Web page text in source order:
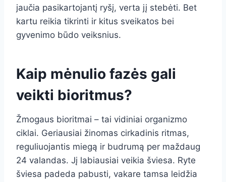
jaučia pasikartojantį ryšį, verta jį stebėti. Bet
kartu reikia tikrinti ir kitus sveikatos bei
gyvenimo būdo veiksnius.
Kaip mėnulio fazės gali
veikti bioritmus?
Žmogaus bioritmai – tai vidiniai organizmo
ciklai. Geriausiai žinomas cirkadinis ritmas,
reguliuojantis miegą ir budrumą per maždaug
24 valandas. Jį labiausiai veikia šviesa. Ryte
šviesa padeda pabusti, vakare tamsa leidžia